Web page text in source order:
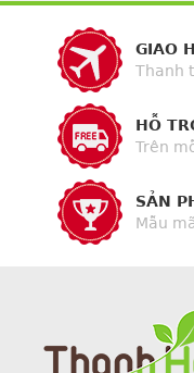
GIAO
Thanh
HỖ
Trên
SẢN
Mẫu